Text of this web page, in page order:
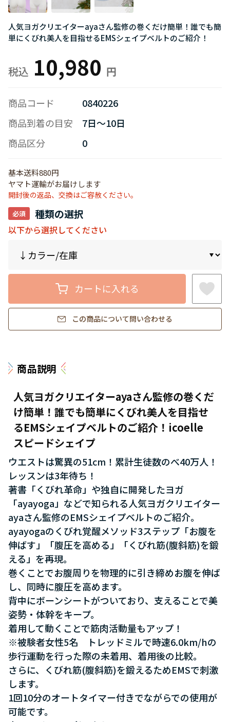
人気ヨガクリエイターayaさん監修の巻くだけ簡単！誰でも簡
単にくびれ美人を目指せるEMSシェイプベルトのご紹介！
10,980
商品コード
0840226
商品到着の目安
7日～10日
商品区分
0
基本送料880円
ヤマト運輸がお届けします
開封後の返品、交換はご容赦ください。
種類の選択
以下から選択してください
カートに入れる
この商品について問い合わせる
商品説明
人気ヨガクリエイターayaさん監修の巻くだ
け簡単！誰でも簡単にくびれ美人を目指せ
るEMSシェイプベルトのご紹介！icoelle
スピードシェイプ
ウエストは驚異の51cm！累計生徒数のべ40万人！
レッスンは3年待ち！
著書「くびれ革命」や独自に開発したヨガ
「ayayoga」などで知られる人気ヨガクリエイター
ayaさん監修のEMSシェイプベルトのご紹介。
ayayogaのくびれ覚醒メソッド3ステップ「お腹を
伸ばす」「腹圧を高める」「くびれ筋(腹斜筋)を鍛
える」を再現。
巻くことでお腹周りを物理的に引き締めお腹を伸ば
し、同時に腹圧を高めます。
背中にボーンシートがついており、支えることで美
姿勢・体幹をキープ。
着用して動くことで筋肉活動量もアップ！
※被験者女性5名 トレッドミルで時速6.0km/hの
歩行運動を行った際の未着用、着用後の比較。
さらに、くびれ筋(腹斜筋)を鍛えるためEMSで刺激
します。
1回10分のオートタイマー付きでながらでの使用が
可能です。